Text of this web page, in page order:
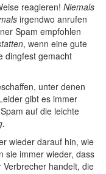
reagieren! Niemals
irgendwo anrufen
Spam empfohlen
, wenn eine gute
dingfest gemacht
unter denen
gibt es immer
auf die leichte
.
wieder darauf hin, wie
sie immer wieder, dass
handelt, die